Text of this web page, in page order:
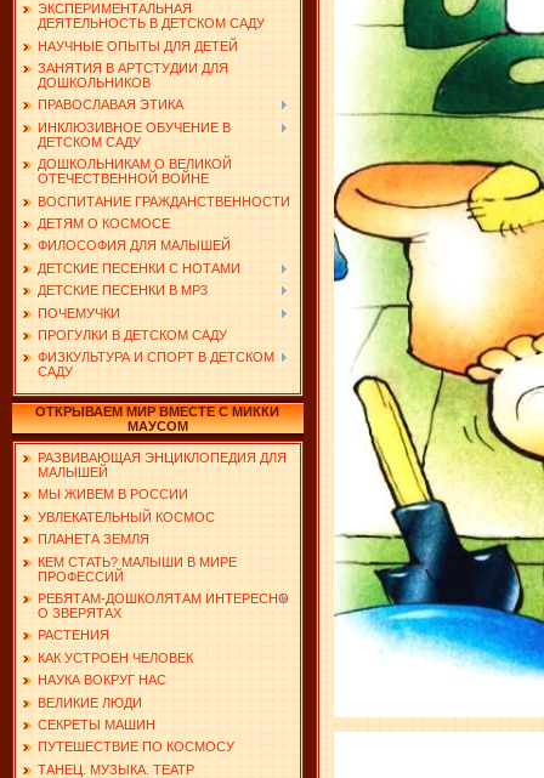
ЭКСПЕРИМЕНТАЛЬНАЯ
ДЕЯТЕЛЬНОСТЬ В ДЕТСКОМ САДУ
НАУЧНЫЕ ОПЫТЫ ДЛЯ ДЕТЕЙ
ЗАНЯТИЯ В АРТСТУДИИ ДЛЯ
ДОШКОЛЬНИКОВ
ПРАВОСЛАВАЯ ЭТИКА
ИНКЛЮЗИВНОЕ ОБУЧЕНИЕ В
ДЕТСКОМ САДУ
ДОШКОЛЬНИКАМ О ВЕЛИКОЙ
ОТЕЧЕСТВЕННОЙ ВОЙНЕ
ВОСПИТАНИЕ ГРАЖДАНСТВЕННОСТИ
ДЕТЯМ О КОСМОСЕ
ФИЛОСОФИЯ ДЛЯ МАЛЫШЕЙ
ДЕТСКИЕ ПЕСЕНКИ С НОТАМИ
ДЕТСКИЕ ПЕСЕНКИ В MP3
ПОЧЕМУЧКИ
ПРОГУЛКИ В ДЕТСКОМ САДУ
ФИЗКУЛЬТУРА И СПОРТ В ДЕТСКОМ
САДУ
ОТКРЫВАЕМ МИР ВМЕСТЕ С МИККИ
МАУСОМ
РАЗВИВАЮЩАЯ ЭНЦИКЛОПЕДИЯ ДЛЯ
МАЛЫШЕЙ
МЫ ЖИВЕМ В РОССИИ
УВЛЕКАТЕЛЬНЫЙ КОСМОС
ПЛАНЕТА ЗЕМЛЯ
КЕМ СТАТЬ? МАЛЫШИ В МИРЕ
ПРОФЕССИЙ
РЕБЯТАМ-ДОШКОЛЯТАМ ИНТЕРЕСНО
О ЗВЕРЯТАХ
РАСТЕНИЯ
КАК УСТРОЕН ЧЕЛОВЕК
НАУКА ВОКРУГ НАС
ВЕЛИКИЕ ЛЮДИ
СЕКРЕТЫ МАШИН
ПУТЕШЕСТВИЕ ПО КОСМОСУ
ТАНЕЦ. МУЗЫКА. ТЕАТР